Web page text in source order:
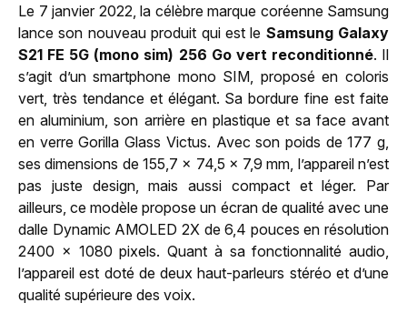
Le 7 janvier 2022, la célèbre marque coréenne Samsung
lance son nouveau produit qui est le Samsung Galaxy
S21 FE 5G (mono sim) 256 Go vert reconditionné. Il
s’agit d’un smartphone mono SIM, proposé en coloris
vert, très tendance et élégant. Sa bordure fine est faite
en aluminium, son arrière en plastique et sa face avant
en verre Gorilla Glass Victus. Avec son poids de 177 g,
ses dimensions de 155,7 x 74,5 x 7,9 mm, l’appareil n’est
pas juste design, mais aussi compact et léger. Par
ailleurs, ce modèle propose un écran de qualité avec une
dalle Dynamic AMOLED 2X de 6,4 pouces en résolution
2400 x 1080 pixels. Quant à sa fonctionnalité audio,
l’appareil est doté de deux haut-parleurs stéréo et d’une
qualité supérieure des voix.